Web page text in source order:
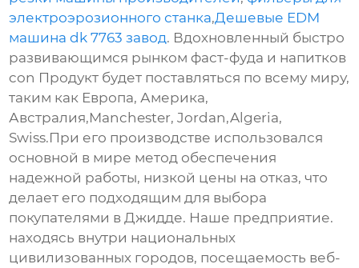
электроэрозионного станка,Дешевые EDM
машина dk 7763 завод. Вдохновленный быстро
развивающимся рынком фаст-фуда и напитков
con Продукт будет поставляться по всему миру,
таким как Европа, Америка,
Австралия,Manchester, Jordan,Algeria,
Swiss.При его производстве использовался
основной в мире метод обеспечения
надежной работы, низкой цены на отказ, что
делает его подходящим для выбора
покупателями в Джидде. Наше предприятие.
находясь внутри национальных
цивилизованных городов, посещаемость веб-